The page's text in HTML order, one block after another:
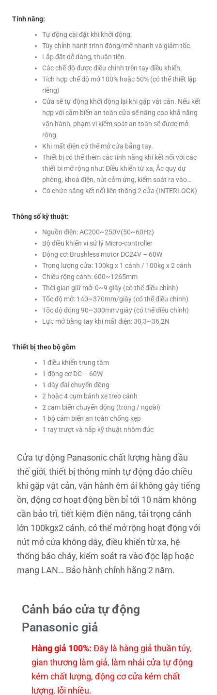
Tính năng:
Tự động cài đặt khi khởi động.
Tùy chỉnh hành trình đóng/mở nhanh và giảm tốc.
Lắp đặt dễ dàng, thuận tiện.
Các chế độ được điều chỉnh trên tay điều khiển.
Tích hợp chế độ mở 100% hoặc 50% (có thể thiết lập
riêng)
Cửa sẽ tự động khởi động lại khi gặp vật cản. Nếu kết
hợp với cảm biến an toàn cửa sẽ nâng cao khả năng
vận hành, phạm vi kiểm soát an toàn sẽ được mở
rộng.
Khi mất điện có thể mở cửa bằng tay.
Thiết bị có thể thêm các tính năng khi kết nối với các
thiết bi mở rộng như: Điều khiển từ xa, Ắc quy dự
phòng, khoá điện, nút cảm ứng, kiểm soát ra vào…
Có chức năng kết nối liên thông 2 cửa (INTERLOCK)
Thông số kỹ thuật:
Nguồn điện: AC200~250V(50~60Hz)
Bộ điều khiển vi sử lý Micro-controller
Động cơ: Brushless motor DC24V – 60W
Trọng lượng cửa: 100kg x 1 cánh / 100kg x 2 cánh
Chiều rộng cánh: 600~1265mm
Thời gian giữ mở: 0~9 giây (có thể điều chỉnh)
Tốc độ mở: 140~370mm/giây (có thể điều chỉnh)
Tốc độ đóng 90~300mm/giây (có thể điều chỉnh)
Lực mở bằng tay khi mất điện: 30,3~36,2N
Thiết bị theo bộ gồm
1 điều khiển trung tâm
1 động cơ DC – 60W
1 dây đai chuyển động
2 hoặc 4 cụm bánh xe treo cánh
2 cảm biến chuyển động (trong / ngoài)
1 bộ cảm biến an toàn chống kẹp
1 ray trượt và nắp kỹ thuật nhôm đúc
Cửa tự động Panasonic chất lượng hàng đầu
thế giới, thiết bị thông minh tự động đảo chiều
khi gặp vật cản, vận hành êm ái không gây tiếng
ồn, động cơ hoạt động bền bỉ tới 10 năm không
cần bảo trì, tiết kiệm điện năng, tải trọng cánh
lớn 100kgx2 cánh, có thể mở rộng hoạt động với
nút mở cửa không dây, điều khiển từ xa, hệ
thống báo cháy, kiểm soát ra vào độc lập hoặc
mạng LAN… Bảo hành chính hãng 2 năm.
Cảnh báo cửa tự động
Panasonic giả
Hàng giả 100%: Đây là hàng giả thuần túy,
gian thương làm giả, làm nhái cửa tự động
kém chất lượng, động cơ cửa kém chất
lượng, lỗi nhiều.